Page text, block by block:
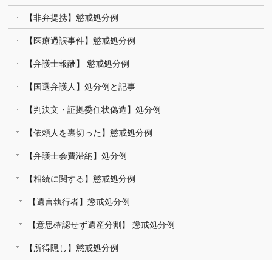
【非弁提携】懲戒処分例
【医療過誤事件】懲戒処分例
【弁護士報酬】 懲戒処分例
【国選弁護人】処分例と記事
【判決文・証拠委任状偽造】処分例
【依頼人を裏切った】懲戒処分例
【弁護士会費滞納】処分例
【相続に関する】懲戒処分例
【遺言執行者】懲戒処分例
【意思確認せず遺産分割】 懲戒処分例
【所得隠し】懲戒処分例